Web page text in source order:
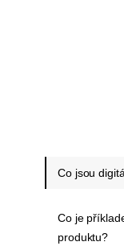
Co jsou
Co je
produktu?